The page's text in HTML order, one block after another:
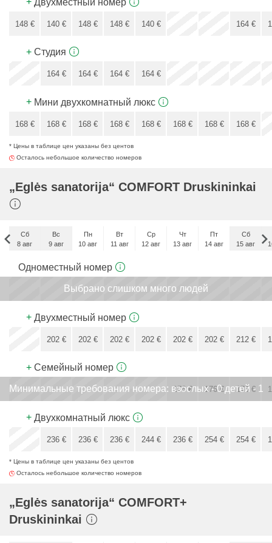
148 € 140 € 148 € 148 € 140 € 164 €
+ Cтудия
164 € 164 € 164 € 164 €
+ Мини двухкомнатный люкс
168 € 168 € 168 € 168 € 168 € 168 € 168 € 168 €
168€
* Цены в таблице цен указаны без центов
Осталось небольшое количество номеров
„Eglės sanatorija“ COMFORT Druskininkai
Сб
8 авг
Вс
9 авг
Пн
10 авг
Вт
11 авг
Ср
12 авг
Чт
13 авг
Пт
14 авг
Сб
15 авг
5 сенОдноместный номер
Выбрано слишком много людей
x x x
+ Двухместный номер
202 € 202 € 202 € 202 € 202 € 202 € 212 €
+ Семейный номер
Минимальные требования номерa: взослых - 0 детей - 1
x x x x x
176€ 176€ 176€
+ Двухкомнатный люкс
236 € 236 € 236 € 244 € 236 € 254 € 254 €
244€
* Цены в таблице цен указаны без центов
Осталось небольшое количество номеров
„Eglės sanatorija“ COMFORT+
Druskininkai